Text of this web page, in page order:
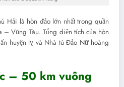
Hải là hòn đảo lớn nhất trong quần
– Vũng Tàu. Tổng diện tích của hòn
huyện lỵ và Nhà tù Đảo Nữ hoàng
– 50 km vuông